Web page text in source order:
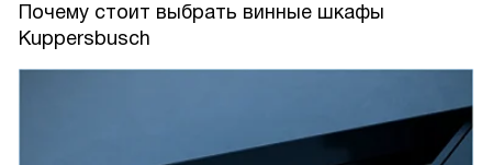
Почему стоит выбрать винные шкафы
Kuppersbusch